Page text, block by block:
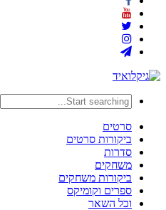
סרטים
ביקורות סרטים
סדרות
משחקים
ביקורות משחקים
ספרים וקומיקס
וכל השאר